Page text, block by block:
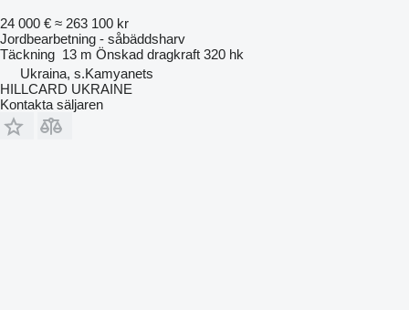
24 000 € ≈ 263 100 kr
Jordbearbetning - såbäddsharv
Täckning 13 m Önskad dragkraft 320 hk
Ukraina, s.Kamyanets
HILLCARD UKRAINE
Kontakta säljaren